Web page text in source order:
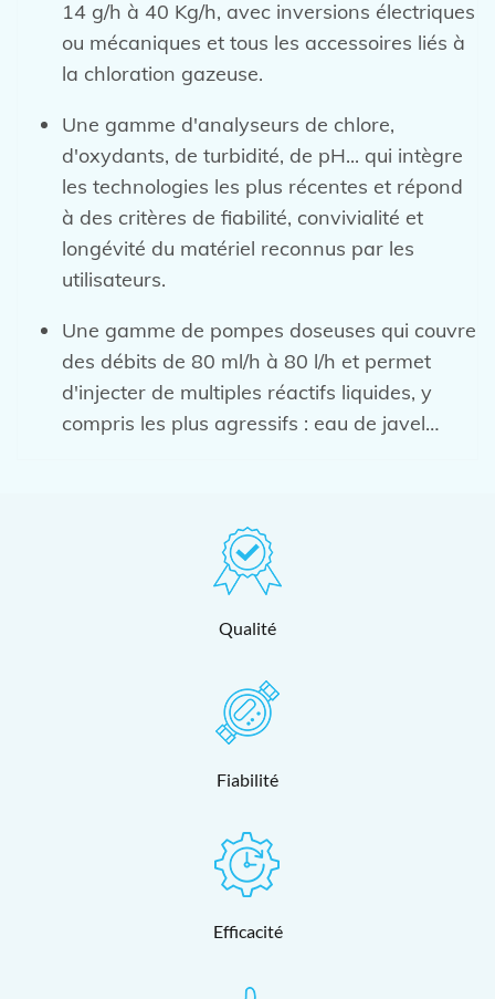
14 g/h à 40 Kg/h, avec inversions électriques
ou mécaniques et tous les accessoires liés à
la chloration gazeuse.
Une gamme d'analyseurs de chlore,
d'oxydants, de turbidité, de pH... qui intègre
les technologies les plus récentes et répond
à des critères de fiabilité, convivialité et
longévité du matériel reconnus par les
utilisateurs.
Une gamme de pompes doseuses qui couvre
des débits de 80 ml/h à 80 l/h et permet
d'injecter de multiples réactifs liquides, y
compris les plus agressifs : eau de javel…
Qualité
Fiabilité
Efficacité